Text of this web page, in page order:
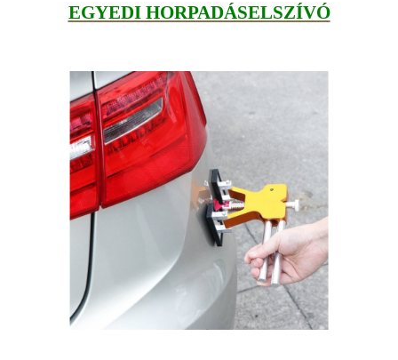
EGYEDI HORPADÁSELSZÍVÓ